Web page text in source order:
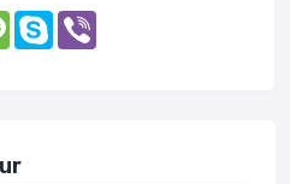
MessageSkype